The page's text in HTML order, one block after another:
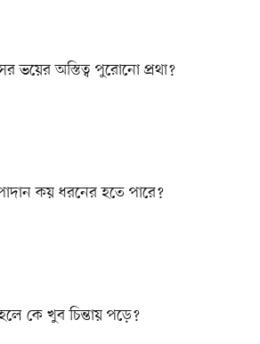
ভয়ের অস্তিত্ব পুরোনো প্রথা?
কয় ধরনের হতে পারে?
কে খুব চিন্তায় পড়ে?